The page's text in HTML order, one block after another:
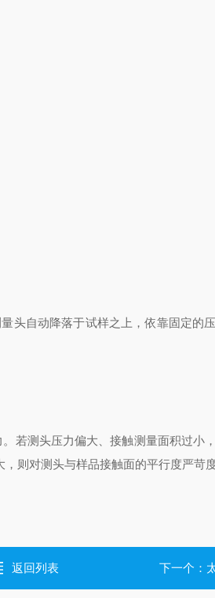
自动降落于试样之上，依靠固定的
测头压力偏大、接触测量面积过小
则对测头与样品接触面的平行度严苛
返回列表 下一个：